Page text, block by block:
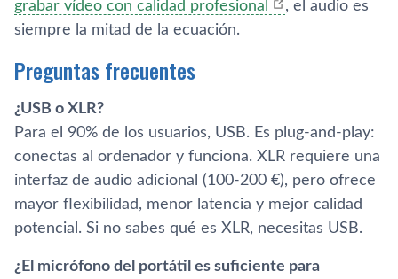
grabar vídeo con calidad profesional
, el audio es
siempre la mitad de la ecuación.
Preguntas frecuentes
¿USB o XLR?
Para el 90% de los usuarios, USB. Es plug-and-play:
conectas al ordenador y funciona. XLR requiere una
interfaz de audio adicional (100-200 €), pero ofrece
mayor flexibilidad, menor latencia y mejor calidad
potencial. Si no sabes qué es XLR, necesitas USB.
¿El micrófono del portátil es suficiente para